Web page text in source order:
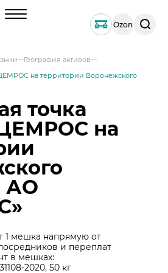
Ozon
Поиск
по
География активов
на территории Воронежского
точка
на
АО
1 мешка напрямую от
и переплат
в мешках:
2020, 50 кг
и возможности
строительства
ЦЕМРОС 500 ЭКСТРА
ЦЕМРОС 400 ПЛЮС
развитие